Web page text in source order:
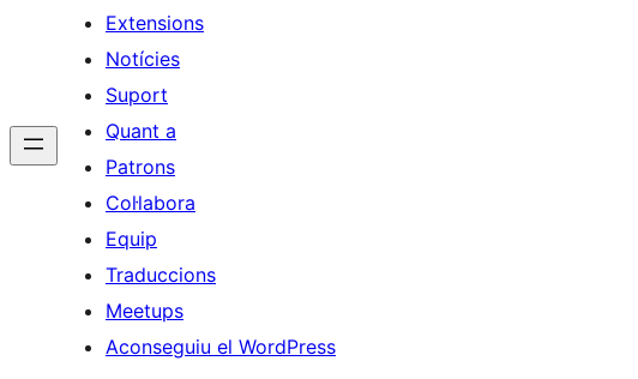
Extensions
Notícies
Suport
Quant a
Patrons
Col·labora
Equip
Traduccions
Meetups
Aconseguiu el WordPress